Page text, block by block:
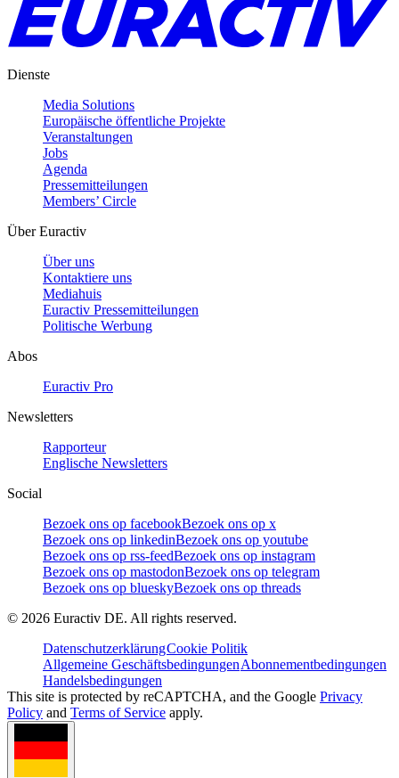
Dienste
Media Solutions
Europäische öffentliche Projekte
Veranstaltungen
Jobs
Agenda
Pressemitteilungen
Members’ Circle
Über Euractiv
Über uns
Kontaktiere uns
Mediahuis
Euractiv Pressemitteilungen
Politische Werbung
Abos
Euractiv Pro
Newsletters
Rapporteur
Englische Newsletters
Social
Bezoek ons op facebookBezoek ons op x
Bezoek ons op linkedinBezoek ons op youtube
Bezoek ons op rss-feedBezoek ons op instagram
Bezoek ons op mastodonBezoek ons op telegram
Bezoek ons op blueskyBezoek ons op threads
© 2026 Euractiv DE. All rights reserved.
DatenschutzerklärungCookie Politik
Allgemeine GeschäftsbedingungenAbonnementbedingungen
Handelsbedingungen
This site is protected by reCAPTCHA, and the Google Privacy
Policy and Terms of Service apply.